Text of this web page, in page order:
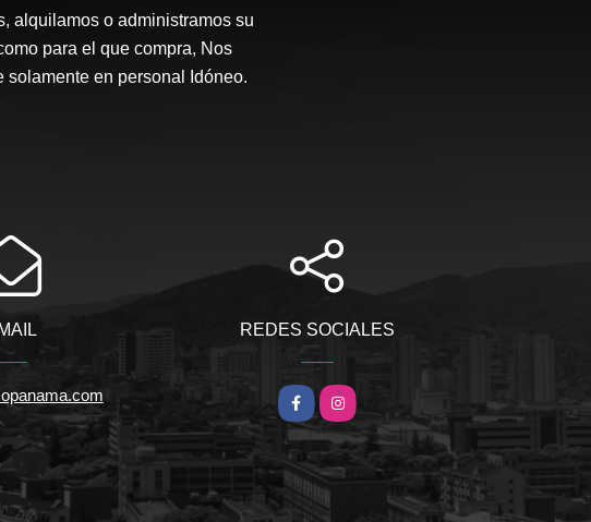
alquilamos o administramos su
para el que compra, Nos
en personal Idóneo.
REDES SOCIALES
Facebook
Instagram